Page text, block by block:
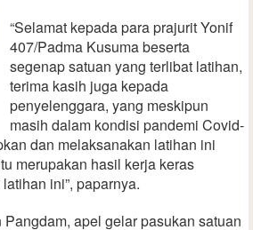
“Selamat kepada para prajurit Yonif
407/Padma Kusuma beserta
segenap satuan yang terlibat latihan,
terima kasih juga kepada
penyelenggara, yang meskipun
masih dalam kondisi pandemi Covid-
dan melaksanakan latihan ini
merupakan hasil kerja keras
ini”, paparnya.
apel gelar pasukan satuan